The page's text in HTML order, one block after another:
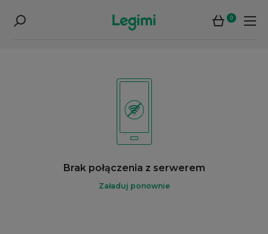
0
Brak połączenia z serwerem
Załaduj ponownie